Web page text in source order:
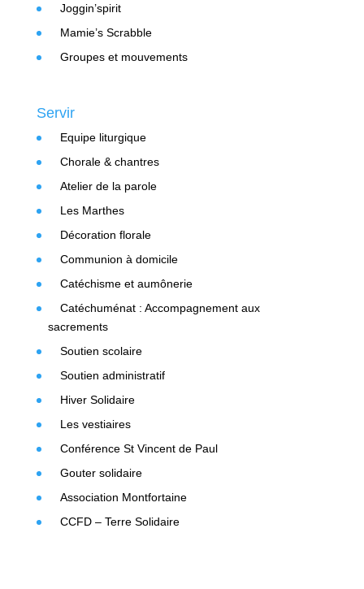
Joggin’spirit
Mamie’s Scrabble
Groupes et mouvements
Servir
Equipe liturgique
Chorale & chantres
Atelier de la parole
Les Marthes
Décoration florale
Communion à domicile
Catéchisme et aumônerie
Catéchuménat : Accompagnement aux
sacrements
Soutien scolaire
Soutien administratif
Hiver Solidaire
Les vestiaires
Conférence St Vincent de Paul
Gouter solidaire
Association Montfortaine
CCFD – Terre Solidaire